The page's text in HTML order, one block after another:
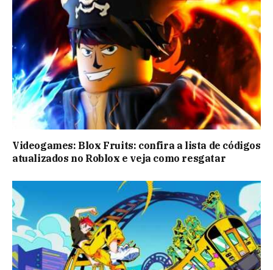
Videogames: Blox Fruits: confira a lista de códigos
atualizados no Roblox e veja como resgatar